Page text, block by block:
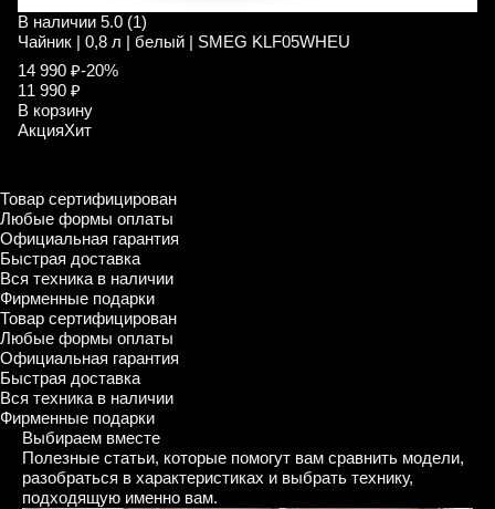
В наличии 5.0 (1)
Чайник | 0,8 л | белый | SMEG KLF05WHEU
14 990 ₽-20%
11 990 ₽
В корзину
АкцияХит
Товар сертифицирован
Любые формы оплаты
Официальная гарантия
Быстрая доставка
Вся техника в наличии
Фирменные подарки
Товар сертифицирован
Любые формы оплаты
Официальная гарантия
Быстрая доставка
Вся техника в наличии
Фирменные подарки
Выбираем вместе
Полезные статьи, которые помогут вам сравнить модели,
разобраться в характеристиках и выбрать технику,
подходящую именно вам.